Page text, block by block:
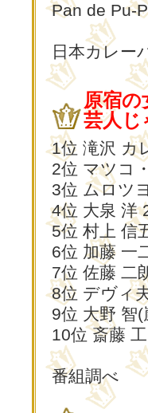
Pan de Pu-
日本カレー
原宿の
芸人じ
1位 滝沢 カ
2位 マツコ
3位 ムロツ
4位 大泉 洋
5位 村上 信
6位 加藤 一
7位 佐藤 二
8位 デヴィ
9位 大野 智(
10位 斎藤
番組調べ